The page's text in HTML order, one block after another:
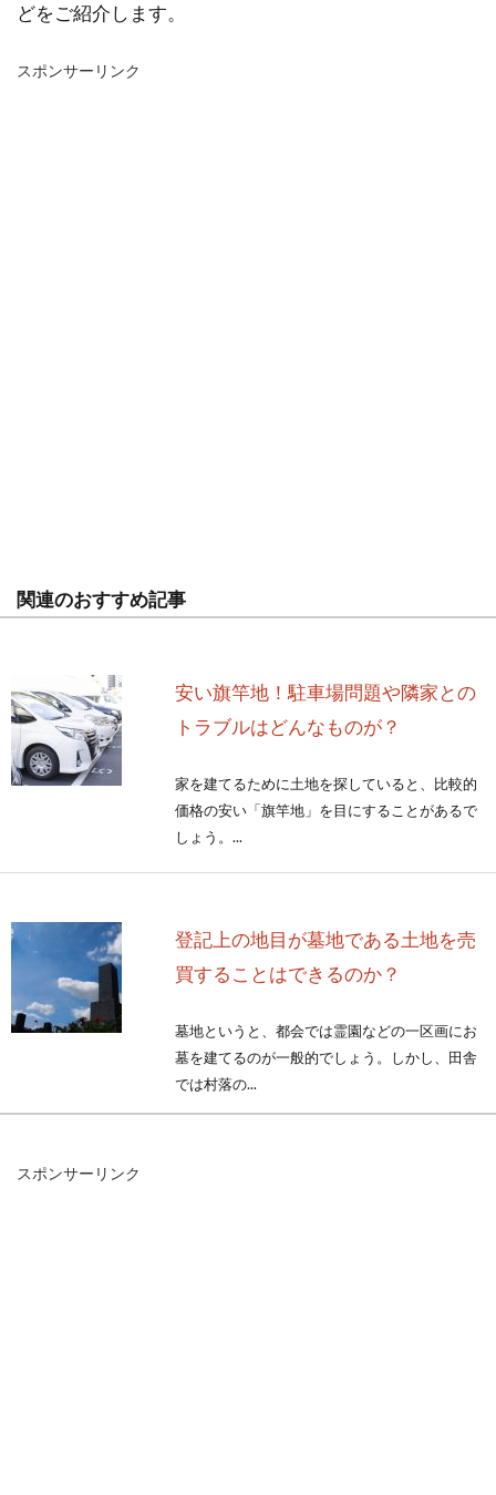
どをご紹介します。
スポンサーリンク
関連のおすすめ記事
安い旗竿地！駐車場問題や隣家との
トラブルはどんなものが？
家を建てるために土地を探していると、比較的
価格の安い「旗竿地」を目にすることがあるで
しょう。...
登記上の地目が墓地である土地を売
買することはできるのか？
墓地というと、都会では霊園などの一区画にお
墓を建てるのが一般的でしょう。しかし、田舎
では村落の...
スポンサーリンク